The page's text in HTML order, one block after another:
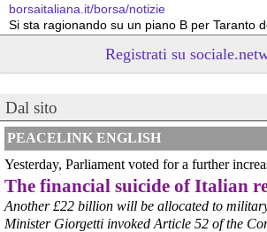
borsaitaliana.it/borsa/notizie
Si sta ragionando su un piano B per Taranto
cronachetarantine.it/index.php
il Governo ha manifestato l’intenzione di
provvedimento straordinario per attenuare le
economiche e sociali della prevista fermata
chiesto alle rappresentanze del territorio di
concrete per definirne i contenuti. Casartigiani
questa disponibilità.
#ILVA Taranto
Registrati su
Dal sito
PEACELINK ENGLISH
Yesterday, Parliament voted for a further
The financial suicide of Italian
Another £22 billion will be allocated to
Minister Giorgetti invoked Article 52 of the